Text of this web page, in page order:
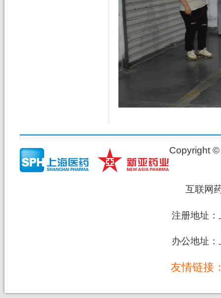
Copyright
互联网
注册地址
办公地址
友情链